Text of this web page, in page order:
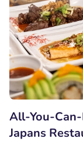
All-You-
Japans